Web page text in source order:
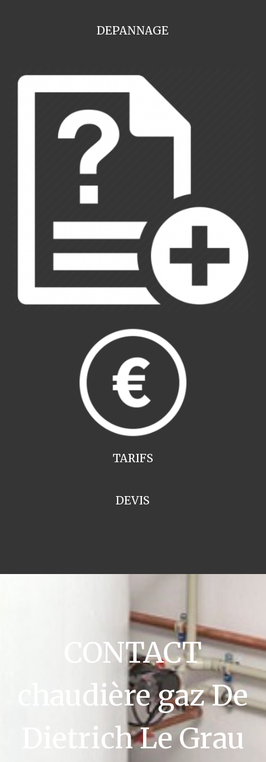
DEPANNAGE
TARIFS
DEVIS
CONTACT
chaudière gaz De
Dietrich Le Grau